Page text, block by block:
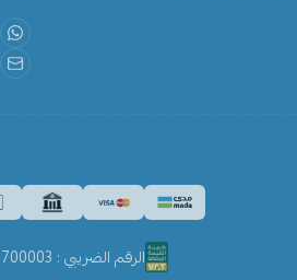
الرقم الضريبي : 310141315700003